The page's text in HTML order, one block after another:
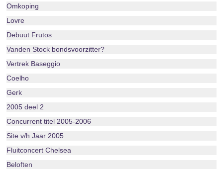
Omkoping
Lovre
Debuut Frutos
Vanden Stock bondsvoorzitter?
Vertrek Baseggio
Coelho
Gerk
2005 deel 2
Concurrent titel 2005-2006
Site v/h Jaar 2005
Fluitconcert Chelsea
Beloften